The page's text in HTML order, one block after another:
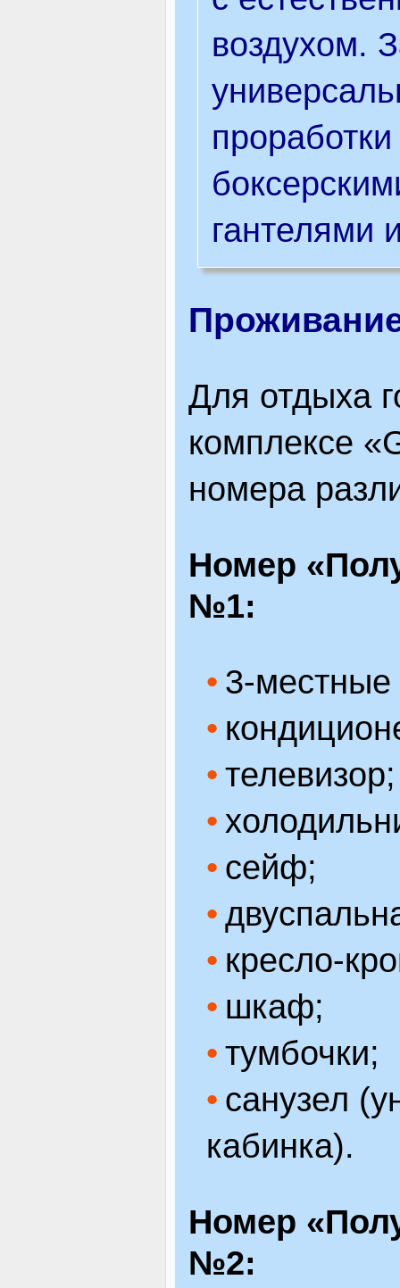
воздухом.
гантелями
Для отдыха
комплексе
номера
Номер
№1:
3-
телевизор;
сейф;
кресло-
шкаф;
тумбочки;
санузел
кабинка).
Номер
№2: